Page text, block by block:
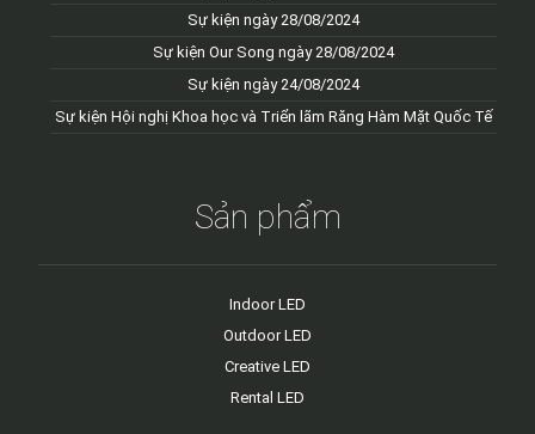
Sự kiện ngày 28/08/2024
Sự kiện Our Song ngày 28/08/2024
Sự kiện ngày 24/08/2024
Sự kiện Hội nghị Khoa học và Triển lãm Răng Hàm Mặt Quốc Tế
Sản phẩm
Indoor LED
Outdoor LED
Creative LED
Rental LED